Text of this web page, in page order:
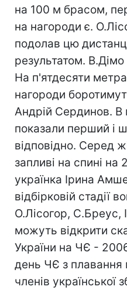
на 100 м брасом,
на нагороди є.
подолав цю
результатом.
На п'ятдесяти
нагороди
Андрій Сердинов. В
показали перший і
відповідно. Серед
запливі на спині
українка Ірина
відбірковій стадії
О.Лісогор, С.Бреус,
можуть відкрити
України на ЧЄ -
день ЧЄ з плавання
членів української